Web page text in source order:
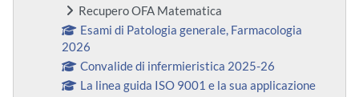
Recupero OFA Matematica
Esami di Patologia generale, Farmacologia
2026
Convalide di infermieristica 2025-26
La linea guida ISO 9001 e la sua applicazione